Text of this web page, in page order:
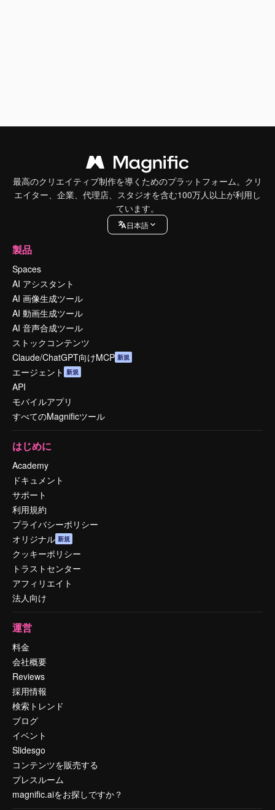
最高のクリエイティブ制作を導くためのプラットフォーム。クリ
エイター、企業、代理店、スタジオを含む100万人以上が利用し
ています。
日本語
製品
Spaces
AI アシスタント
AI 画像生成ツール
AI 動画生成ツール
AI 音声合成ツール
ストックコンテンツ
Claude/ChatGPT向けMCP 新規
エージェント 新規
API
モバイルアプリ
すべてのMagnificツール
はじめに
Academy
ドキュメント
サポート
利用規約
プライバシーポリシー
オリジナル 新規
クッキーポリシー
トラストセンター
アフィリエイト
法人向け
運営
料金
会社概要
Reviews
採用情報
検索トレンド
ブログ
イベント
Slidesgo
コンテンツを販売する
プレスルーム
magnific.aiをお探しですか？